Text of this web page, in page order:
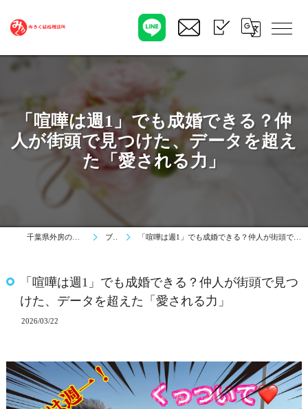
「喧嘩は週1」でも成婚できる？仲
人が街頭で見つけた、データを超え
た「愛される力」
千葉県外房のみろく結婚相談所 ブログ 「喧嘩は週1」でも成婚できる？仲人が街頭で見つけた、データを超えた「愛される力」
「喧嘩は週1」でも成婚できる？仲人が街頭で見つ
けた、データを超えた「愛される力」
2026/03/22